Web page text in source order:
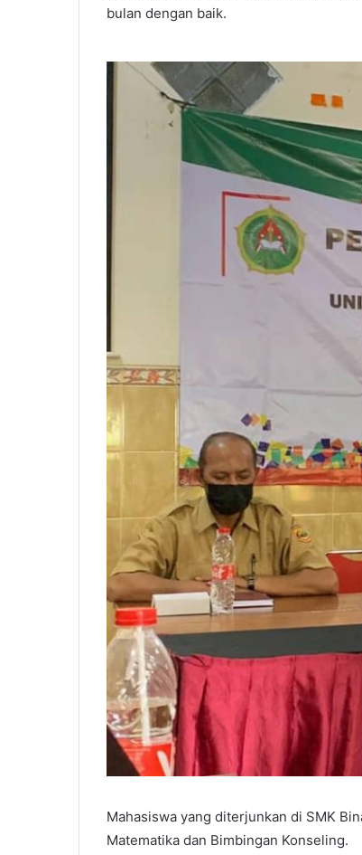
bulan dengan baik.
Mahasiswa yang diterjunkan di SMK
Matematika dan Bimbingan Konseling.